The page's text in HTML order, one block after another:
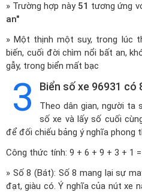
» Trường hợp này 51 tương ứng
an"
» Một thịnh một suy, trong lúc
biến, cuối đời chìm nổi bất an,
gẫy, trong biển mất bạc
3 Biển số xe 96931 có
Theo dân gian, người ta
số xe và lấy số cuối
để đối chiếu bảng ý nghĩa phong
Công thức tính: 9 + 6 + 9 + 3 + 1
» Số 8 (Bát): Số 8 mang lại sự
đạt, giàu có. Ý nghĩa của nút xe